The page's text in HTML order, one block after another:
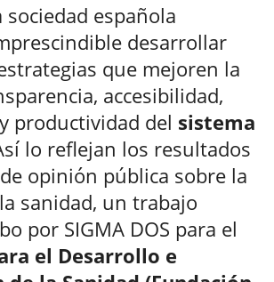
sociedad española
desarrollar
que mejoren la
accesibilidad,
productividad del sistema
lo reflejan los resultados
opinión pública sobre la
sanidad, un trabajo
por SIGMA DOS para el
el Desarrollo e